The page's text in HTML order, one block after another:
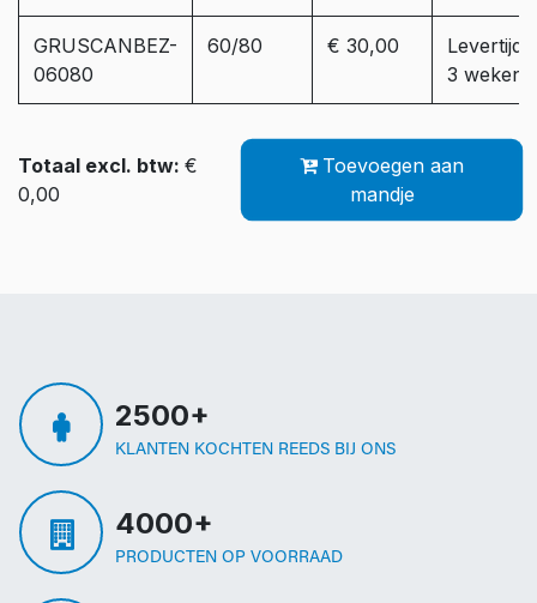
GRUSCANBEZ-
06080
60/80 € 30,00
Levertijd:
3 weken
Totaal excl. btw: €
0,00
Toevoegen aan
mandje
2500+
KLANTEN KOCHTEN REEDS BIJ ONS
4000+
PRODUCTEN OP VOORRAAD